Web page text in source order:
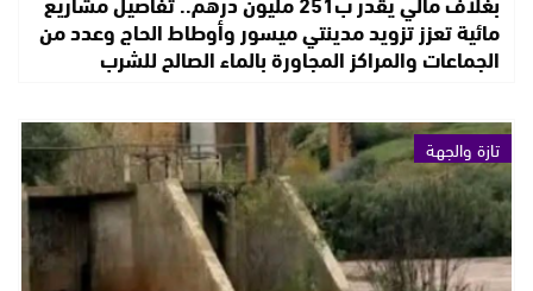
مائية تعزز تزويد مدينتي ميسور وأوطاط الحاج وعدد من
الجماعات والمراكز المجاورة بالماء الصالح للشرب
تازة والجهة